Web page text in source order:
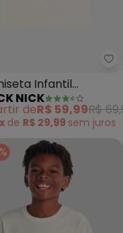
Camiseta Infantil
Infantil
(Bege)
NICK
deR$ 59,99R$
de R$ 29,99 sem juros